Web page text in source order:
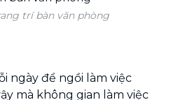
trí bàn văn phòng
ngày để ngồi làm việc
mà không gian làm việc